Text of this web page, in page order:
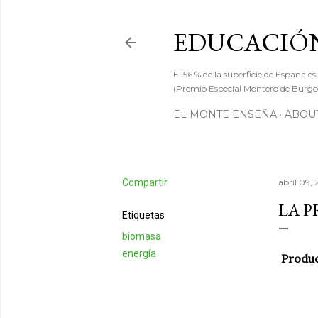
El 56 % de la superficie de España
(Premio Especial Montero de
EL MONTE ENSEÑA
Compartir
Etiquetas
biomasa
energía
abril 09,
LA